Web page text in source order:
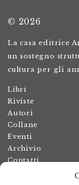
© 2026
La casa editrice
un sostegno
cultura per gli
Libri
Riviste
Autori
Collane
Eventi
Archivio
Contatti
Termini e